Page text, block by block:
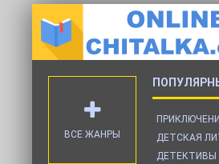
ДЕТСКАЯ
ДЕТЕКТИВЫ
ВСЕ ЖАНРЫ